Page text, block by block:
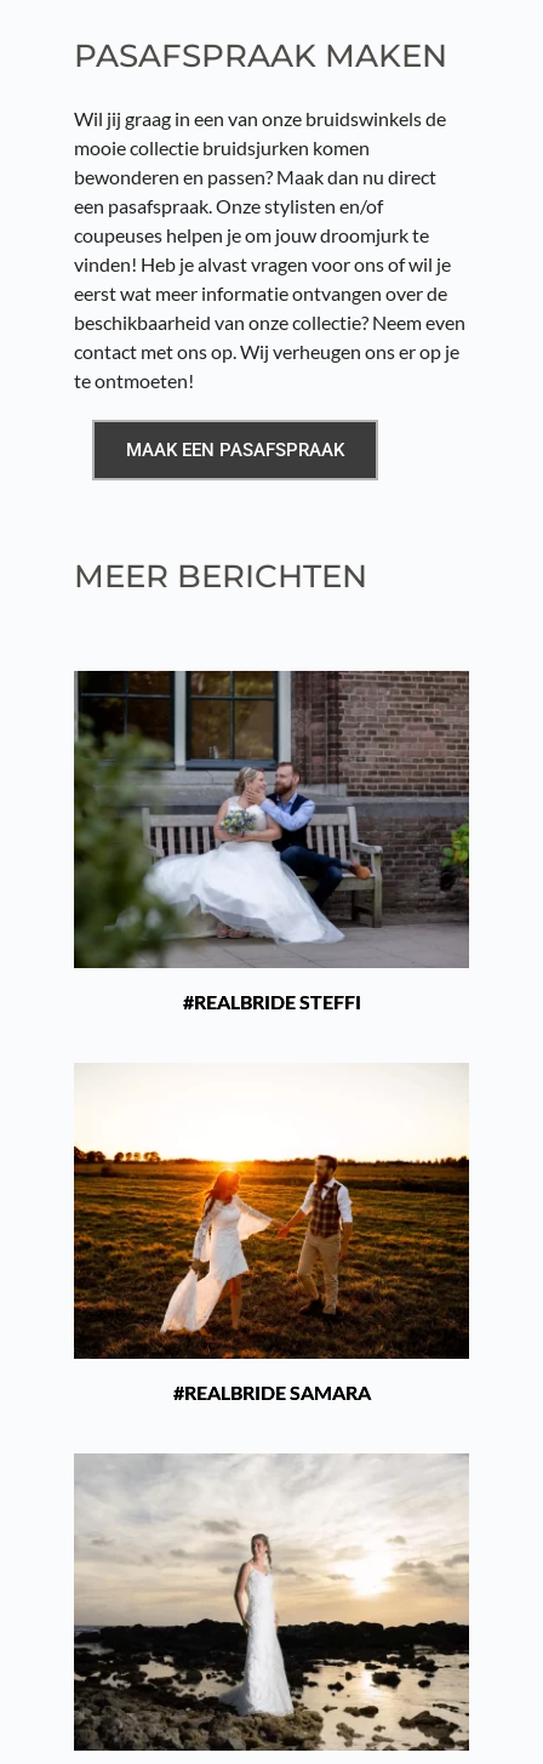
PASAFSPRAAK MAKEN
Wil jij graag in een van onze bruidswinkels de
mooie collectie bruidsjurken komen
bewonderen en passen? Maak dan nu direct
een pasafspraak. Onze stylisten en/of
coupeuses helpen je om jouw droomjurk te
vinden! Heb je alvast vragen voor ons of wil je
eerst wat meer informatie ontvangen over de
beschikbaarheid van onze collectie? Neem even
contact met ons op. Wij verheugen ons er op je
te ontmoeten!
MAAK EEN PASAFSPRAAK
MEER BERICHTEN
#REALBRIDE STEFFI
#REALBRIDE SAMARA